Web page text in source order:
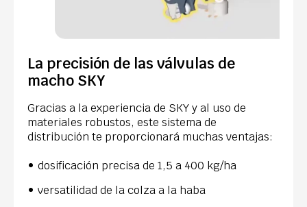
La precisión de las válvulas de
macho SKY
Gracias a la experiencia de SKY y al uso de
materiales robustos, este sistema de
distribución te proporcionará muchas ventajas:
dosificación precisa de 1,5 a 400 kg/ha
versatilidad de la colza a la haba